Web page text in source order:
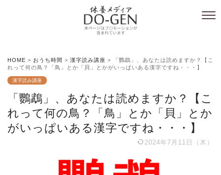
HOME > おうち時間 > 漢字読み講座 >
「鸚鵡」、あなたは読めますか？【こ
れって何の鳥？「鳥」とか「貝」とかがいっぱいある漢字ですね・・・】
漢字読み講座
「鸚鵡」、あなたは読めますか？【こ
れって何の鳥？「鳥」とか「貝」とか
がいっぱいある漢字ですね・・・】
2024年7月11日（木）